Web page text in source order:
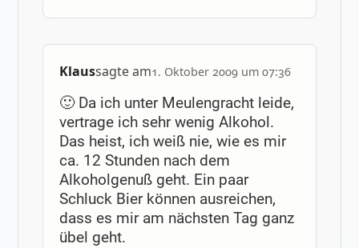
Klaussagte am1. Oktober 2009 um 07:36
🙂 Da ich unter Meulengracht leide,
vertrage ich sehr wenig Alkohol.
Das heist, ich weiß nie, wie es mir
ca. 12 Stunden nach dem
Alkoholgenuß geht. Ein paar
Schluck Bier können ausreichen,
dass es mir am nächsten Tag ganz
übel geht.